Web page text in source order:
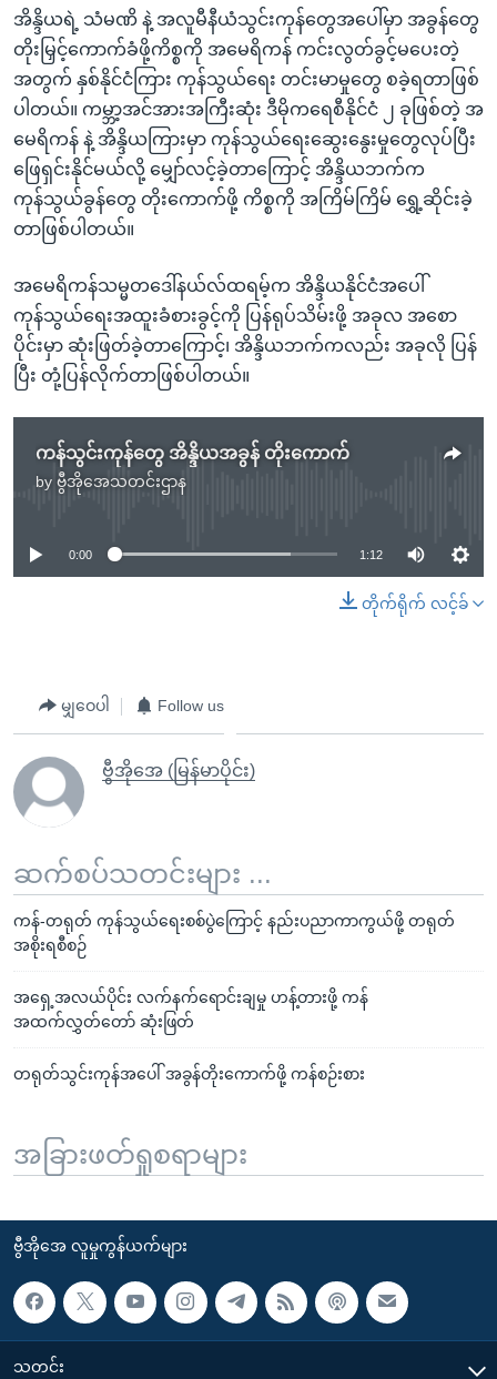
အိန္ဒိယရဲ့ သံမဏိ နဲ့ အလူမီနီယံသွင်းကုန်တွေအပေါ်မှာ အခွန်တွေ
တိုးမြှင့်ကောက်ခံဖို့ကိစ္စကို အမေရိကန် ကင်းလွတ်ခွင့်မပေးတဲ့
အတွက် နှစ်နိုင်ငံကြား ကုန်သွယ်ရေး တင်းမာမှုတွေ စခဲ့ရတာဖြစ်
ပါတယ်။ ကမ္ဘာ့အင်အားအကြီးဆုံး ဒီမိုကရေစီနိုင်ငံ ၂ ခုဖြစ်တဲ့ အ
မေရိကန် နဲ့ အိန္ဒိယကြားမှာ ကုန်သွယ်ရေးဆွေးနွေးမှုတွေလုပ်ပြီး
ဖြေရှင်းနိုင်မယ်လို့ မျှော်လင့်ခဲ့တာကြောင့် အိန္ဒိယဘက်က
ကုန်သွယ်ခွန်တွေ တိုးကောက်ဖို့ ကိစ္စကို အကြိမ်ကြိမ် ရွှေ့ဆိုင်းခဲ့
တာဖြစ်ပါတယ်။
အမေရိကန်သမ္မတဒေါ်နယ်လ်ထရမ့်က အိန္ဒိယနိုင်ငံအပေါ်
ကုန်သွယ်ရေးအထူးခံစားခွင့်ကို ပြန်ရုပ်သိမ်းဖို့ အခုလ အစော
ပိုင်းမှာ ဆုံးဖြတ်ခဲ့တာကြောင့်၊ အိန္ဒိယဘက်ကလည်း အခုလို ပြန်
ပြီး တုံ့ပြန်လိုက်တာဖြစ်ပါတယ်။
ကန်သွင်းကုန်တွေ အိန္ဒိယအခွန် တိုးကောက်
by ဗွီအိုအေသတင်းဌာန
No media source currently available
0:00 1:12
တိုက်ရိုက် လင့်ခ်
မျှဝေပါ Follow us
ဗွီအိုအေ (မြန်မာပိုင်း)
ဆက်စပ်သတင်းများ ...
ကန်-တရုတ် ကုန်သွယ်ရေးစစ်ပွဲကြောင့် နည်းပညာကာကွယ်ဖို့ တရုတ်
အစိုးရစီစဉ်
အရှေ့အလယ်ပိုင်း လက်နက်ရောင်းချမှု ဟန့်တားဖို့ ကန်
အထက်လွှတ်တော် ဆုံးဖြတ်
တရုတ်သွင်းကုန်အပေါ် အခွန်တိုးကောက်ဖို့ ကန်စဉ်းစား
အခြားဖတ်ရှုစရာများ
ဗွီအိုအေ လူမှုကွန်ယက်များ
သတင်း